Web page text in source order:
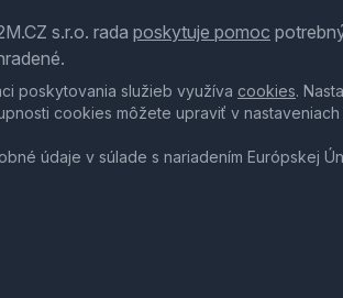
s.r.o. rada poskytuje pomoc
poskytovania služieb využíva cookies.
cookies môžete upraviť v nastaveniach
údaje v súlade s nariadením Európskej